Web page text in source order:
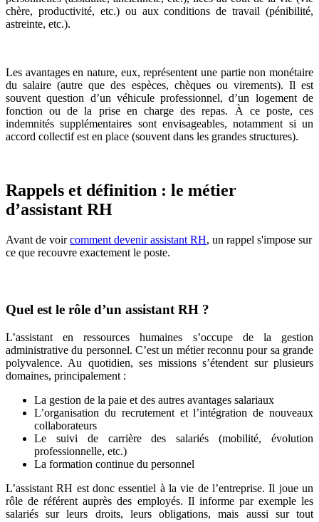
chère, productivité, etc.) ou aux conditions de travail (pénibilité,
astreinte, etc.).
Les avantages en nature, eux, représentent une partie non monétaire
du salaire (autre que des espèces, chèques ou virements). Il est
souvent question d’un véhicule professionnel, d’un logement de
fonction ou de la prise en charge des repas. À ce poste, ces
indemnités supplémentaires sont envisageables, notamment si un
accord collectif est en place (souvent dans les grandes structures).
Rappels et définition : le métier
d’assistant RH
Avant de voircomment devenir assistant RH, un rappel s'impose sur
ce que recouvre exactement le poste.
Quel est le rôle d’un assistant RH ?
L’assistant en ressources humaines s’occupe de la gestion
administrative du personnel. C’est un métier reconnu pour sa grande
polyvalence. Au quotidien, ses missions s’étendent sur plusieurs
domaines, principalement :
La gestion de la paie et des autres avantages salariaux
L’organisation du recrutement et l’intégration de nouveaux
collaborateurs
Le suivi de carrière des salariés (mobilité, évolution
professionnelle, etc.)
La formation continue du personnel
L’assistant RH est donc essentiel à la vie de l’entreprise. Il joue un
rôle de référent auprès des employés. Il informe par exemple les
salariés sur leurs droits, leurs obligations, mais aussi sur tout